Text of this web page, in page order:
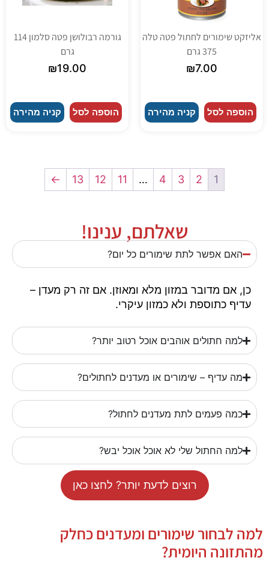
אליזקט שימורים לחתול פטה טלה
375 גרם
₪7.00
הוספה לסל קניה מהירה
גורמה רבולושן פטה סלמון 114
גרם
₪19.00
הוספה לסל קניה מהירה
1
2
3
4
…
11
12
13
←
שאלתם, ענינו!
האם אפשר לתת שימורים כל יום?
כן, אם מדובר במזון מלא ומאוזן. אם זה רק מעדן –
עדיף כתוספת ולא כמזון עיקרי.
למה חתולים אוהבים אוכל רטוב יותר?
מה עדיף – שימורים או מעדנים לחתולים?
כמה פעמים לתת מעדנים לחתול?
למה החתול שלי לא אוכל אוכל יבש?
רוצים לדעת יותר? לחצו כאן
למה לבחור שימורים ומעדנים כחלק
מהתזונה היומית?